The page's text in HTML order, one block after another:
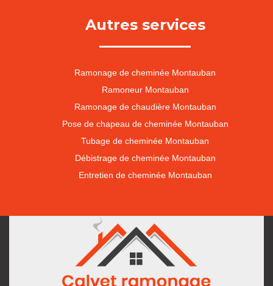
Autres services
Ramonage de cheminée Montauban
Ramoneur Montauban
Ramonage de chaudière Montauban
Pose de chapeau de cheminée Montauban
Tubage de cheminée Montauban
Débistrage de cheminée Montauban
Entretien de cheminée Montauban